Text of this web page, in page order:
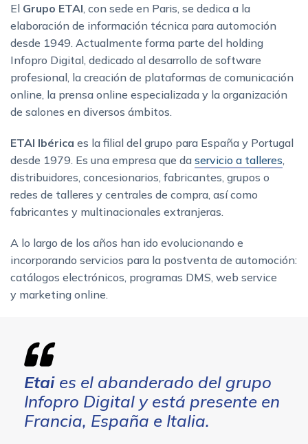
El Grupo ETAI , con sede en Paris, se dedica a la
elaboración de información técnica para automoción
desde 1949. Actualmente forma parte del holding
Infopro Digital, dedicado al desarrollo de software
profesional, la creación de plataformas de comunicación
online, la prensa online especializada y la organización
de salones en diversos ámbitos.
ETAI Ibérica es la filial del grupo para España y Portugal
desde 1979. Es una empresa que da servicio a talleres
distribuidores, concesionarios, fabricantes, grupos o
redes de talleres y centrales de compra, así como
fabricantes y multinacionales extranjeras.
A lo largo de los años han ido evolucionando e
incorporando servicios para la postventa de automoción:
catálogos electrónicos, programas DMS, web service
y marketing online.
Etai es el abanderado del grupo
Infopro Digital y está presente en
Francia, España e Italia.